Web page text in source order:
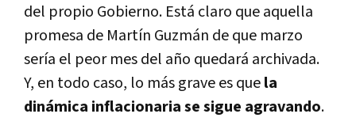
del propio Gobierno. Está claro que aquella
promesa de Martín Guzmán de que marzo
sería el peor mes del año quedará archivada.
Y, en todo caso, lo más grave es quela
dinámica inflacionaria se sigue agravando.